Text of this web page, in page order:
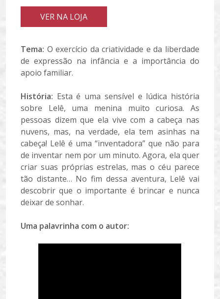
VER NA LOJA
Tema: O exercício da criatividade e da liberdade
de expressão na infância e a importância do
apoio familiar.
História: Esta é uma sensível e lúdica história
sobre Lelê, uma menina muito curiosa. As
pessoas dizem que ela vive com a cabeça nas
nuvens, mas, na verdade, ela tem asinhas na
cabeça! Lelê é uma “inventadora” que não para
de inventar nem por um minuto. Agora, ela quer
criar suas próprias estrelas, mas o céu parece
tão distante… No fim dessa aventura, Lelê vai
descobrir que o importante é brincar e nunca
deixar de sonhar.
Uma palavrinha com o autor: